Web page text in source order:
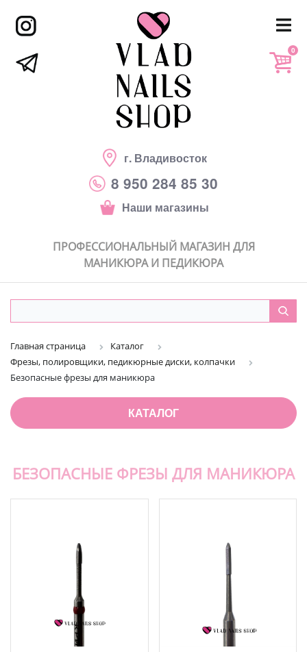
г. Владивосток
8 950 284 85 30
Наши магазины
0
ПРОФЕССИОНАЛЬНЫЙ МАГАЗИН ДЛЯ
МАНИКЮРА И ПЕДИКЮРА
Главная страница
Каталог
Фрезы, полировщики, педикюрные диски, колпачки
Безопасные фрезы для маникюра
КАТАЛОГ
БЕЗОПАСНЫЕ ФРЕЗЫ ДЛЯ МАНИКЮРА